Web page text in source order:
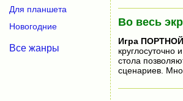
Во весь
Игра
круглосуточно и
стола
сценариев.
Для планшета
Новогодние
Все жанры